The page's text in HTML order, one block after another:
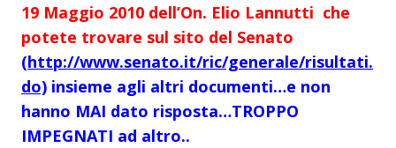
19 Maggio 2010 dell’On. Elio Lannutti che
potete trovare sul sito del Senato
(http://www.senato.it/ric/generale/risultati.
do) insieme agli altri documenti…e non
hanno MAI dato risposta…TROPPO
IMPEGNATI ad altro..